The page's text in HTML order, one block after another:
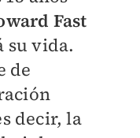
Fast
su vida.
de
decir, la